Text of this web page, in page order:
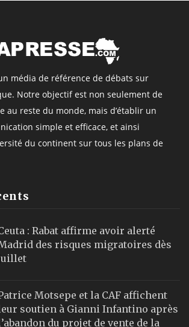
média de référence de débats sur
Notre objectif est non seulement de
au reste du monde, mais d’établir un
simple et efficace, et ainsi
du continent sur tous les plans de
: Rabat affirme avoir alerté
des risques migratoires dès
Motsepe et la CAF affichent
soutien à Gianni Infantino après
du projet de vente de la